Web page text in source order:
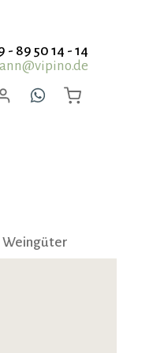
89 50 14 - 14
Weingüter